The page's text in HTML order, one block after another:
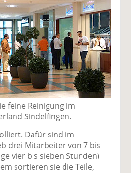
feine Reinigung im
Sindelfingen.
Dafür sind im
drei Mitarbeiter von 7 bis
vier bis sieben Stunden)
sortieren sie die Teile,